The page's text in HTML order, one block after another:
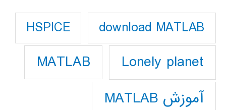
download MATLAB
HSPICE
Lonely planet
MATLAB
آموزش MATLAB